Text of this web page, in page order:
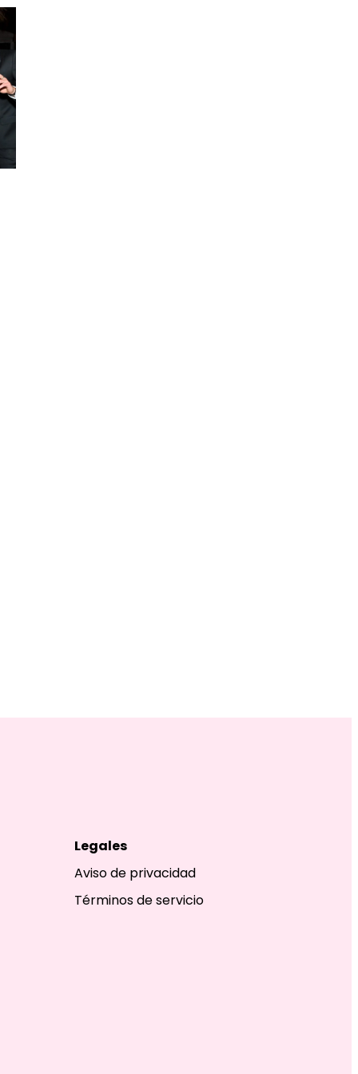
Legales
Aviso de privacidad
Términos de servicio